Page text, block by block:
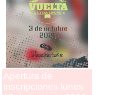
Apertura de
inscripciones lunes